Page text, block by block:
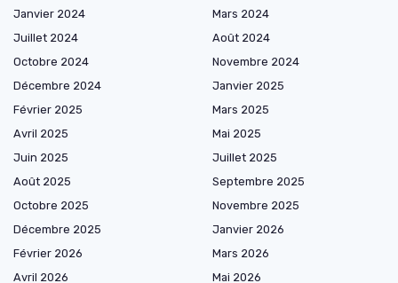
Janvier 2024
Mars 2024
Juillet 2024
Août 2024
Octobre 2024
Novembre 2024
Décembre 2024
Janvier 2025
Février 2025
Mars 2025
Avril 2025
Mai 2025
Juin 2025
Juillet 2025
Août 2025
Septembre 2025
Octobre 2025
Novembre 2025
Décembre 2025
Janvier 2026
Février 2026
Mars 2026
Avril 2026
Mai 2026